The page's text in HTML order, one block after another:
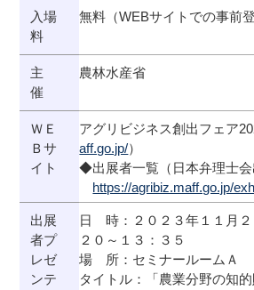
入場
料
無料（WEBサイトでの事前
主
催
農林水産省
ＷＥ
Ｂサ
イト
アグリビジネス創出フェア
aff.go.jp/）
◆出展者一覧（日本弁理士会
https://agribiz.maff.go.jp/
出展
者プ
レゼ
ンテ
日 時：２０２３年１１月
２０～１３：３５
場 所：セミナールームＡ
タイトル：「農業分野の知